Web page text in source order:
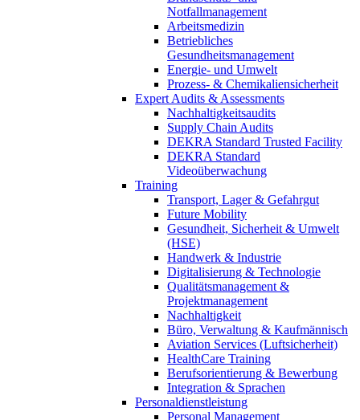
Notfallmanagement
Arbeitsmedizin
Betriebliches
Gesundheitsmanagement
Energie- und Umwelt
Prozess- & Chemikaliensicherheit
Expert Audits & Assessments
Nachhaltigkeitsaudits
Supply Chain Audits
DEKRA Standard Trusted Facility
DEKRA Standard
Videoüberwachung
Training
Transport, Lager & Gefahrgut
Future Mobility
Gesundheit, Sicherheit & Umwelt
(HSE)
Handwerk & Industrie
Digitalisierung & Technologie
Qualitätsmanagement &
Projektmanagement
Nachhaltigkeit
Büro, Verwaltung & Kaufmännisch
Aviation Services (Luftsicherheit)
HealthCare Training
Berufsorientierung & Bewerbung
Integration & Sprachen
Personaldienstleistung
Personal Management